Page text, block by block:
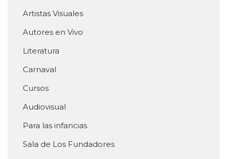
Artistas Visuales
Autores en Vivo
Literatura
Carnaval
Cursos
Audiovisual
Para las infancias
Sala de Los Fundadores